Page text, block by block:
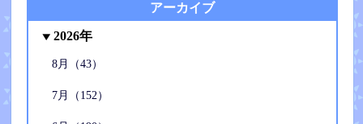
アーカイブ
2026年
8月（43）
7月（152）